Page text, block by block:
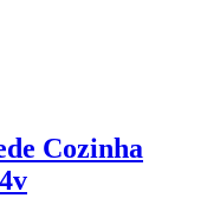
Cozinha